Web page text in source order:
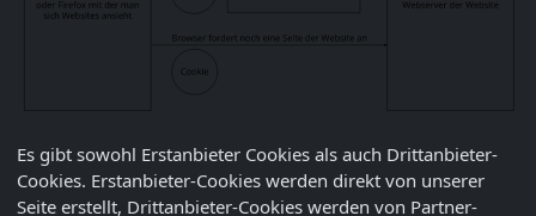
Es gibt sowohl Erstanbieter Cookies als auch Drittanbieter-
Cookies. Erstanbieter-Cookies werden direkt von unserer
Seite erstellt, Drittanbieter-Cookies werden von Partner-